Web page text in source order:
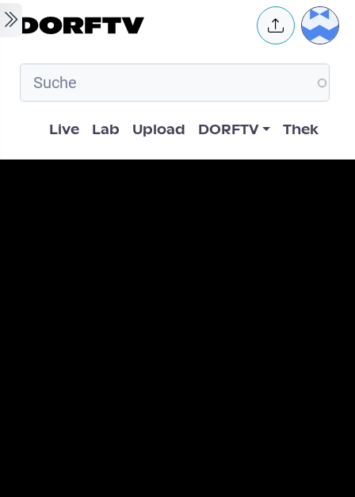
Skip to main content User
Hauptnavigation
Live Lab Upload DORFTV Thek